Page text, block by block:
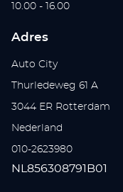
10.00 - 16.00
Adres
Auto City
Thurledeweg 61 A
3044 ER Rotterdam
Nederland
010-2623980
NL856308791B01